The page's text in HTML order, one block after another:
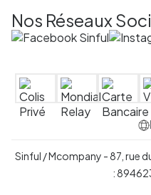
Nos Réseaux
Sinful / Mcompany - 87, rue
: